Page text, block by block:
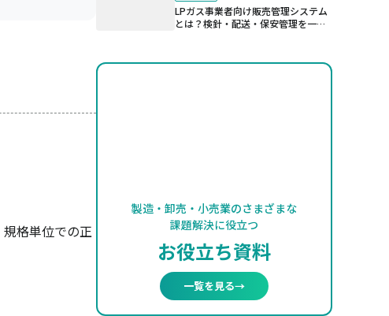
格単位での正
LPガス事業者向け販売管理システム
とは？検針・配送・保安管理を一元
製造・卸売・小売業のさまざまな
課題解決に役立つ
お役立ち資料
一覧を見る→